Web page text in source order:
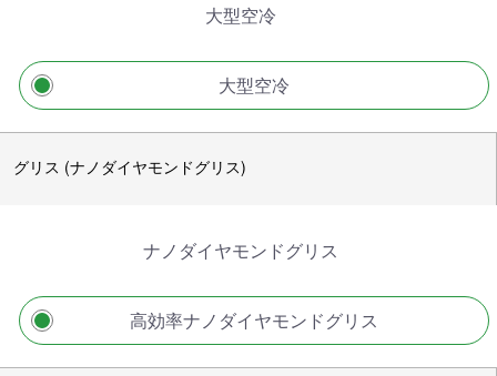
大型空冷
大型空冷
グリス (ナノダイヤモンドグリス)
ナノダイヤモンドグリス
高効率ナノダイヤモンドグリス